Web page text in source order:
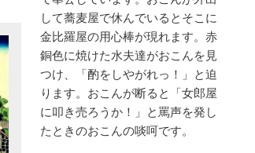
して蕎麦屋で休んでいるとそこに
金比羅屋の用心棒が現れます。赤
銅色に焼けた水夫達がおこんを見
つけ、「酌をしやがれっ！」と迫
ります。おこんが断ると「女郎屋
に叩き売ろうか！」と罵声を発し
たときのおこんの啖呵です。